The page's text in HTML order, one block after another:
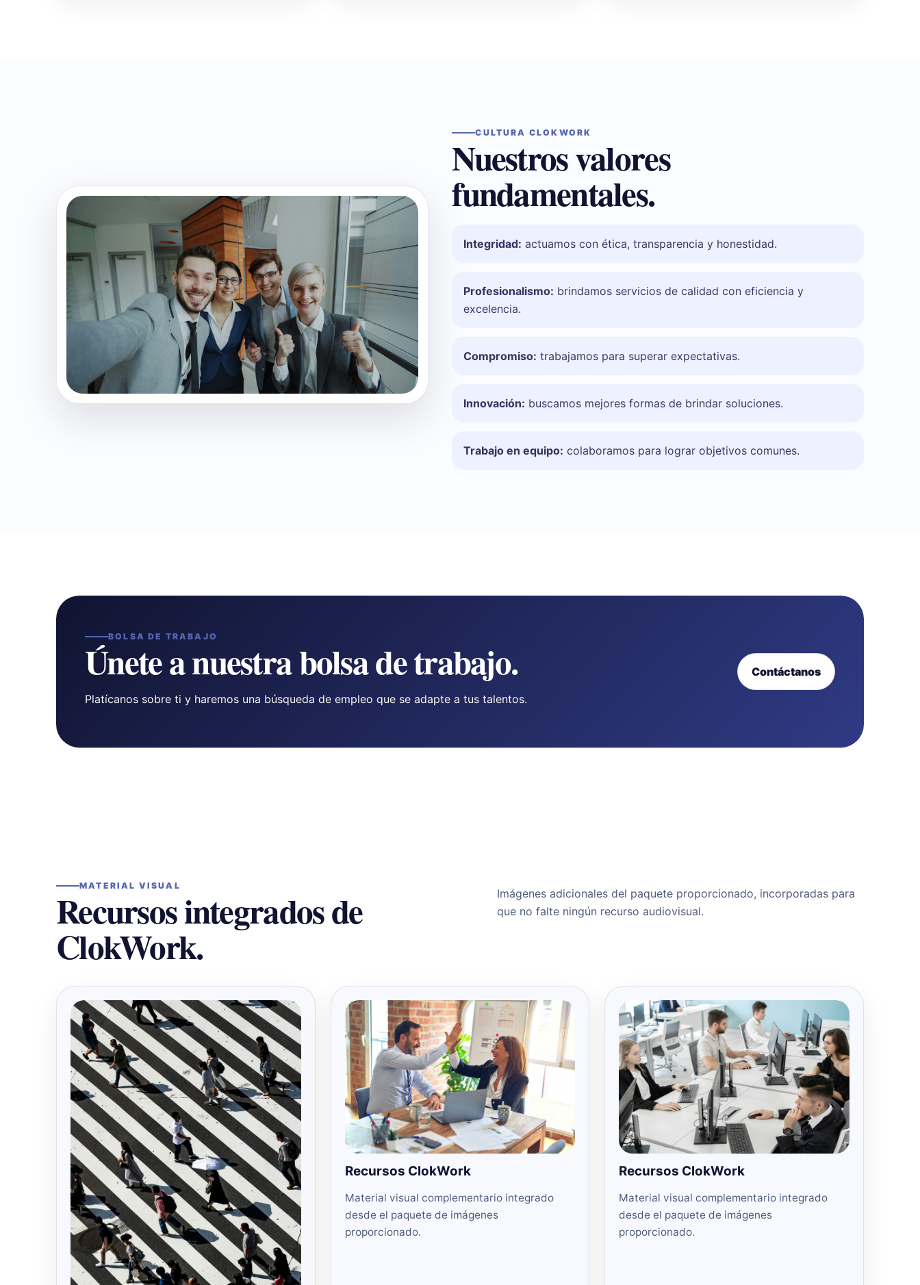
CULTURA CLOKWORK
Nuestros valores
fundamentales.
Integridad: actuamos con ética, transparencia y honestidad.
Profesionalismo: brindamos servicios de calidad con eficiencia y
excelencia.
Compromiso: trabajamos para superar expectativas.
Innovación: buscamos mejores formas de brindar soluciones.
Trabajo en equipo: colaboramos para lograr objetivos comunes.
BOLSA DE TRABAJO
Únete a nuestra bolsa de trabajo.
Platícanos sobre ti y haremos una búsqueda de empleo que se adapte a tus talentos.
Contáctanos
MATERIAL VISUAL
Recursos integrados de
ClokWork.
Imágenes adicionales del paquete proporcionado, incorporadas para
que no falte ningún recurso audiovisual.
Recursos ClokWork
Material visual complementario integrado
desde el paquete de imágenes
proporcionado.
Recursos ClokWork
Material visual complementario integrado
desde el paquete de imágenes
proporcionado.